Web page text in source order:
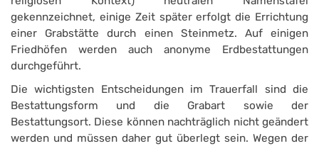
gekennzeichnet, einige Zeit später erfolgt die Errichtung
einer Grabstätte durch einen Steinmetz. Auf einigen
Friedhöfen werden auch anonyme Erdbestattungen
durchgeführt.
Die wichtigsten Entscheidungen im Trauerfall sind die
Bestattungsform und die Grabart sowie der
Bestattungsort. Diese können nachträglich nicht geändert
werden und müssen daher gut überlegt sein. Wegen der